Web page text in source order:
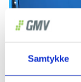
Samtykke